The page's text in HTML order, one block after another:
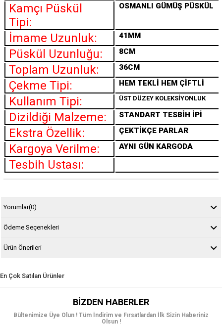
Kamçı Püskül
Tipi:
OSMANLI GÜMÜŞ PÜSKÜL
İmame Uzunluk: 41MM
Püskül Uzunluğu: 8CM
Toplam Uzunluk: 36CM
Çekme Tipi: HEM TEKLİ HEM ÇİFTLİ
Kullanım Tipi: ÜST DÜZEY KOLEKSİYONLUK
Dizildiği Malzeme: STANDART TESBİH İPİ
Ekstra Özellik: ÇEKTİKÇE PARLAR
Kargoya Verilme: AYNI GÜN KARGODA
Tesbih Ustası:
Yorumlar(0)
Ödeme Seçenekleri
Ürün Önerileri
En Çok Satılan Ürünler
BIZDEN HABERLER
Bültenimize Üye Olun ! Tüm İndirim ve Fırsatlardan İlk Sizin Haberiniz
Olsun !